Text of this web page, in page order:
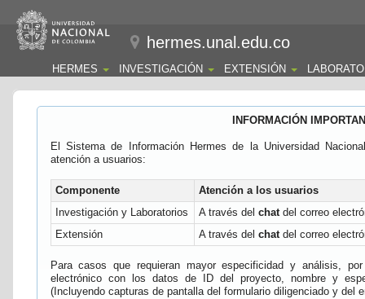
hermes.unal.edu.co
HERMES INVESTIGACIÓN EXTENSIÓN
INFORMACIÓN
El Sistema de Información Hermes de la Universidad
atención a usuarios:
Componente
Atención a los usuarios
Investigación y Laboratorios
A través del chatdel correo
Extensión
A través del chatdel correo
Para casos que requieran mayor especificidad y análisis,
electrónico con los datos de ID del proyecto, nombre y
(Incluyendo capturas de pantalla del formulario diligenciado y del